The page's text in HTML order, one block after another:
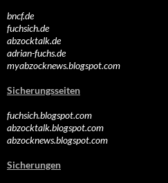
bncf.de
fuchsich.de
abzocktalk.de
adrian-fuchs.de
myabzocknews.blogspot.com
Sicherungsseiten
fuchsich.blogspot.com
abzocktalk.blogspot.com
abzocknews.blogspot.com
Sicherungen